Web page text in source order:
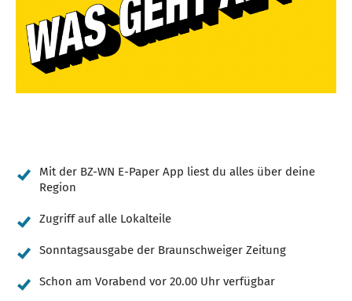
Mit der BZ-WN E-Paper App liest du alles über deine
Region
Zugriff auf alle Lokalteile
Sonntagsausgabe der Braunschweiger Zeitung
Schon am Vorabend vor 20.00 Uhr verfügbar